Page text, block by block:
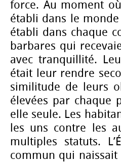
force. Au moment
établi dans le
établi dans chaque
barbares qui
avec tranquillité.
était leur rendre
similitude de leurs
élevées par chaque
elle seule. Les
les uns contre les
multiples statuts.
commun qui